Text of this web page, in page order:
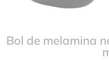
Bol de melamina